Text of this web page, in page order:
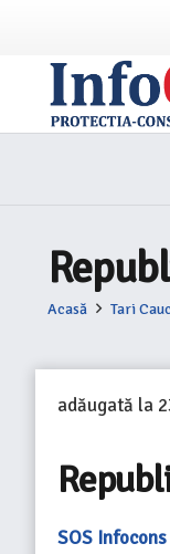
Acasă Tari
adăugată la
SOS Infocons